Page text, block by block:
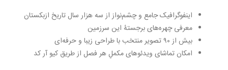
اینفوگرافیک جامع و چشم‌نواز از سه هزار سال تاریخ ازبکستان
معرفی چهره‌های برجستۀ این سرزمین
بیش از ۹۰ تصویر منتخب با طراحی زیبا و حرفه‌ای
امکان تماشای ویدئوهای مکملِ هر فصل از طریق کیو آر کد